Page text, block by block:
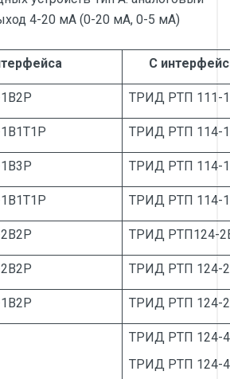
4-20 мА (0-20 мА, 0-5 мА)
С
ТРИД РТП 111-
ТРИД РТП 114-
ТРИД РТП 114-
ТРИД РТП 114-
ТРИД РТП124-
ТРИД РТП 124-
ТРИД РТП 124-
ТРИД РТП 124-
ТРИД РТП 124-